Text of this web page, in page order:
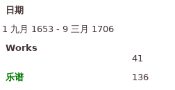
日期
1 九月 1653 - 9 三月 1706
Works
41
乐谱
136